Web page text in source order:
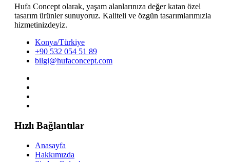
Hufa Concept olarak, yaşam alanlarınıza değer katan özel
tasarım ürünler sunuyoruz. Kaliteli ve özgün tasarımlarımızla
hizmetinizdeyiz.
Konya/Türkiye
+90 532 054 51 89
bilgi@hufaconcept.com
Hızlı Bağlantılar
Anasayfa
Hakkımızda